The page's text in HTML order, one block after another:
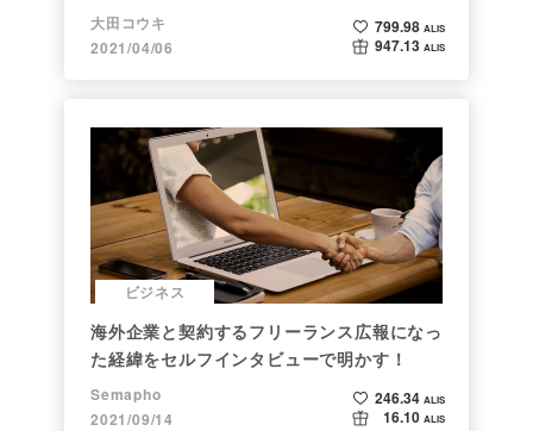
大田コウキ
2021/04/06
799.98 ALIS
947.13 ALIS
ビジネス
海外企業と契約するフリーランス広報になっ
た経緯をセルフインタビューで明かす！
Semapho
2021/09/14
246.34 ALIS
16.10 ALIS